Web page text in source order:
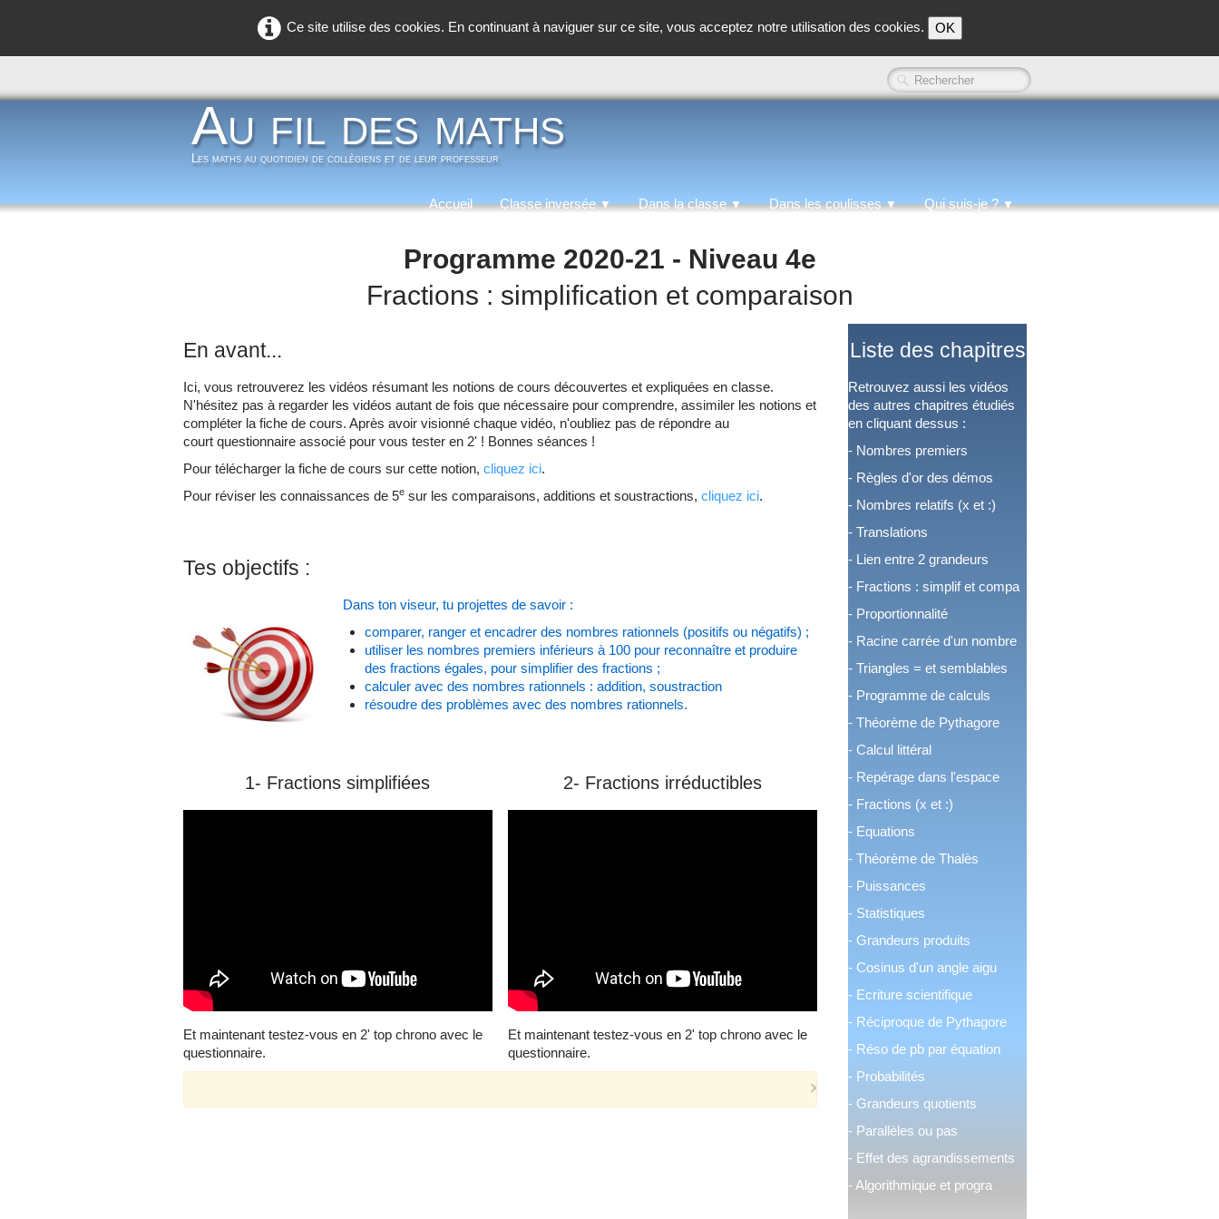
Ce site utilise des cookies. En continuant à naviguer sur ce site, vous acceptez notre utilisation des cookies. OK
Au fil des maths
Les maths au quotidien de collègiens et de leur professeur
Accueil Classe inversée▼ Dans la classe▼ Dans les coulisses▼ Qui suis-je ?▼
Programme 2020-21 - Niveau 4e
Fractions : simplification et comparaison
En avant...
Ici, vous retrouverez les vidéos résumant les notions de cours découvertes et expliquées en classe.
N'hésitez pas à regarder les vidéos autant de fois que nécessaire pour comprendre, assimiler les notions et
compléter la fiche de cours. Après avoir visionné chaque vidéo, n'oubliez pas de répondre au
court questionnaire associé pour vous tester en 2' ! Bonnes séances !
Pour télécharger la fiche de cours sur cette notion, cliquez ici.
Pour réviser les connaissances de 5e sur les comparaisons, additions et soustractions, cliquez ici.
Tes objectifs :
Dans ton viseur, tu projettes de savoir :
comparer, ranger et encadrer des nombres rationnels (positifs ou négatifs) ;
utiliser les nombres premiers inférieurs à 100 pour reconnaître et produire
des fractions égales, pour simplifier des fractions ;
calculer avec des nombres rationnels : addition, soustraction
résoudre des problèmes avec des nombres rationnels.
1- Fractions simplifiées
Et maintenant testez-vous en 2' top chrono avec le
questionnaire.
2- Fractions irréductibles
Et maintenant testez-vous en 2' top chrono avec le
questionnaire.
×
Liste des chapitres
Retrouvez aussi les vidéos
des autres chapitres étudiés
en cliquant dessus :
- Nombres premiers
- Règles d'or des démos
- Nombres relatifs (x et :)
-Translations
- Lien entre 2 grandeurs
- Fractions : simplif et compa
- Proportionnalité
- Racine carrée d'un nombre
-Triangles = et semblables
- Programme de calculs
-Théorème de Pythagore
-Calcul littéral
- Repérage dans l'espace
- Fractions (x et :)
- Equations
-Théorème de Thalès
- Puissances
- Statistiques
-Grandeurs produits
-Cosinus d'un angle aigu
- Ecriture scientifique
- Réciproque de Pythagore
- Réso de pb par équation
- Probabilités
- Grandeurs quotients
- Parallèles ou pas
- Effet des agrandissements
-Algorithmique et progra